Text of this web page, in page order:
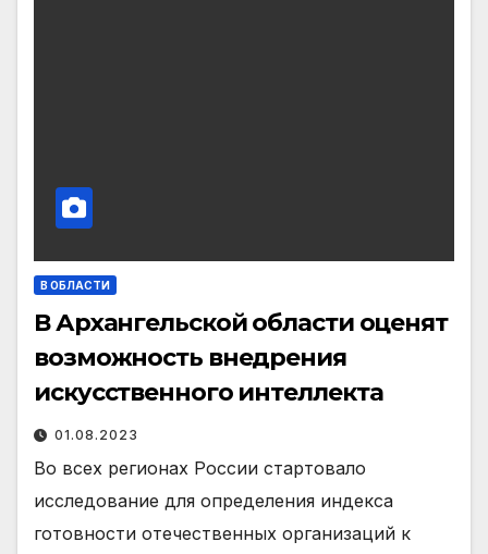
В ОБЛАСТИ
В Архангельской области оценят
возможность внедрения
искусственного интеллекта
01.08.2023
Во всех регионах России стартовало
исследование для определения индекса
готовности отечественных организаций к